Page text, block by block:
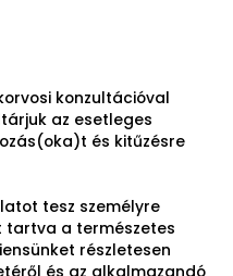
konzultációval
az esetleges
és kitűzésre
tesz személyre
tartva a természetes
részletesen
és az alkalmazandó